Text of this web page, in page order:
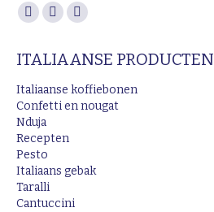
Vind ons op:
Facebook
opens
in
new
window
Instagram
opens
in
new
Mail
opens
in
new
ITALIAANSE PRODUCTEN
Italiaanse koffiebonen
Confetti en nougat
Nduja
Recepten
Pesto
Italiaans gebak
Taralli
Cantuccini